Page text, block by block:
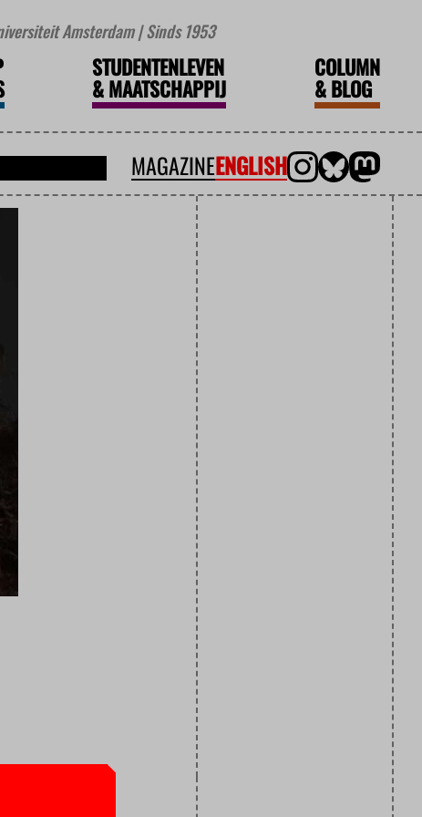
Amsterdam | Sinds 1953
STUDENTENLEVEN
&MAATSCHAPPIJ
COLUMN
&BLOG
MAGAZINEENGLISH
maken ter
namelijk